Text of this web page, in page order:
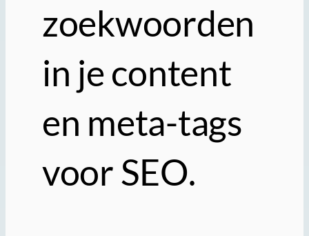
zoekwoorden
in je content
en meta-tags
voor SEO.